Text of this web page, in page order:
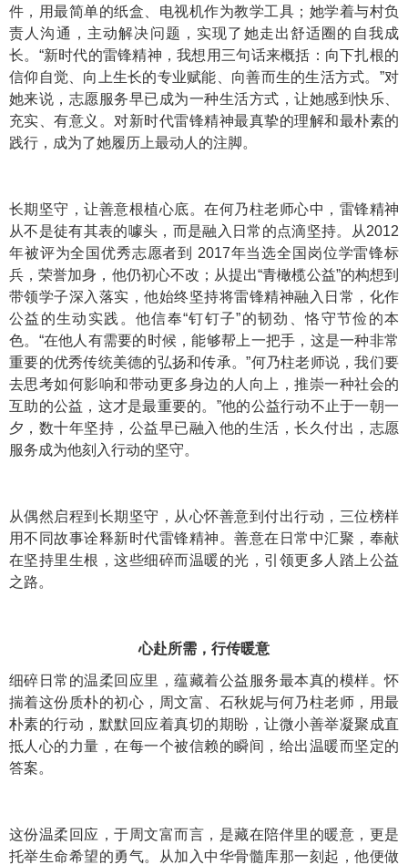
件，用最简单的纸盒、电视机作为教学工具；她学着与村负
责人沟通，主动解决问题，实现了她走出舒适圈的自我成
长。“新时代的雷锋精神，我想用三句话来概括：向下扎根的
信仰自觉、向上生长的专业赋能、向善而生的生活方式。”对
她来说，志愿服务早已成为一种生活方式，让她感到快乐、
充实、有意义。对新时代雷锋精神最真挚的理解和最朴素的
践行，成为了她履历上最动人的注脚。
长期坚守，让善意根植心底。在何乃柱老师心中，雷锋精神
从不是徒有其表的噱头，而是融入日常的点滴坚持。从2012
年被评为全国优秀志愿者到 2017年当选全国岗位学雷锋标
兵，荣誉加身，他仍初心不改；从提出“青橄榄公益”的构想到
带领学子深入落实，他始终坚持将雷锋精神融入日常，化作
公益的生动实践。他信奉“钉钉子”的韧劲、恪守节俭的本
色。“在他人有需要的时候，能够帮上一把手，这是一种非常
重要的优秀传统美德的弘扬和传承。”何乃柱老师说，我们要
去思考如何影响和带动更多身边的人向上，推崇一种社会的
互助的公益，这才是最重要的。”他的公益行动不止于一朝一
夕，数十年坚持，公益早已融入他的生活，长久付出，志愿
服务成为他刻入行动的坚守。
从偶然启程到长期坚守，从心怀善意到付出行动，三位榜样
用不同故事诠释新时代雷锋精神。善意在日常中汇聚，奉献
在坚持里生根，这些细碎而温暖的光，引领更多人踏上公益
之路。
心赴所需，行传暖意
细碎日常的温柔回应里，蕴藏着公益服务最本真的模样。怀
揣着这份质朴的初心，周文富、石秋妮与何乃柱老师，用最
朴素的行动，默默回应着真切的期盼，让微小善举凝聚成直
抵人心的力量，在每一个被信赖的瞬间，给出温暖而坚定的
答案。
这份温柔回应，于周文富而言，是藏在陪伴里的暖意，更是
托举生命希望的勇气。从加入中华骨髓库那一刻起，他便做